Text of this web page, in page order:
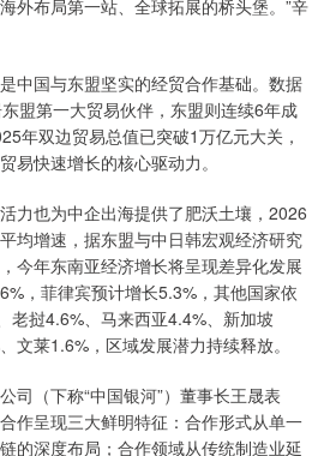
外布局第一站、全球拓展的桥头堡。”辛
国与东盟坚实的经贸合作基础。数据
盟第一大贸易伙伴，东盟则连续6年成
年双边贸易总值已突破1万亿元大关，
易快速增长的核心驱动力。
也为中企出海提供了肥沃土壤，2026
均增速，据东盟与中日韩宏观经济研究
今年东南亚经济增长将呈现差异化发展
，菲律宾预计增长5.3%，其他国家依
老挝4.6%、马来西亚4.4%、新加坡
文莱1.6%，区域发展潜力持续释放。
（下称“中国银河”）董事长王晟表
作呈现三大鲜明特征：合作形式从单一
的深度布局；合作领域从传统制造业延